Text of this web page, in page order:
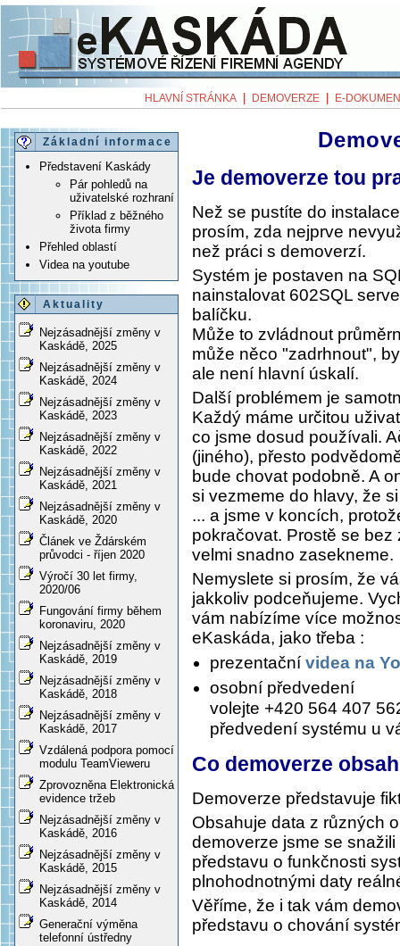
HLAVNÍ STRÁNKA DEMOVERZE E-
Základní informace
Představení Kaskády
Pár pohledů na
uživatelské rozhraní
Příklad z běžného
života firmy
Přehled oblastí
Videa na youtube
Aktuality
Nejzásadnější změny v
Kaskádě, 2025
Nejzásadnější změny v
Kaskádě, 2024
Nejzásadnější změny v
Kaskádě, 2023
Nejzásadnější změny v
Kaskádě, 2022
Nejzásadnější změny v
Kaskádě, 2021
Nejzásadnější změny v
Kaskádě, 2020
Článek ve Ždárském
průvodci - říjen 2020
Výročí 30 let firmy,
2020/06
Fungování firmy během
koronaviru, 2020
Nejzásadnější změny v
Kaskádě, 2019
Nejzásadnější změny v
Kaskádě, 2018
Nejzásadnější změny v
Kaskádě, 2017
Vzdálená podpora pomocí
modulu TeamVieweru
Zprovozněna Elektronická
evidence tržeb
Nejzásadnější změny v
Kaskádě, 2016
Nejzásadnější změny v
Kaskádě, 2015
Nejzásadnější změny v
Kaskádě, 2014
Generační výměna
telefonní ústředny
Je demoverze tou
Než se pustíte do
prosím, zda nejprve
než práci s demoverzí.
Systém je postaven na
nainstalovat 602SQL
balíčku.
Může to zvládnout
může něco "zadrhnout",
ale není hlavní úskalí.
Další problémem je
Každý máme určitou
co jsme dosud používali.
(jiného), přesto
bude chovat podobně. A
si vezmeme do hlavy, že
... a jsme v koncích,
pokračovat. Prostě se
velmi snadno zasekneme.
Nemyslete si prosím, že
jakkoliv podceňujeme.
vám nabízíme více
eKaskáda, jako třeba :
prezentační videa na
osobní předvedení
volejte +420 564 407
předvedení systému u
Co demoverze
Demoverze představuje
Obsahuje data z různých
demoverze jsme se
představu o funkčnosti
plnohodnotnými daty
Věříme, že i tak vám
představu o chování